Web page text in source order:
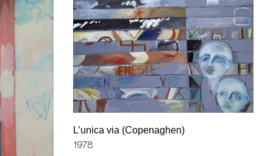
L’unica via (Copenaghen)
1978